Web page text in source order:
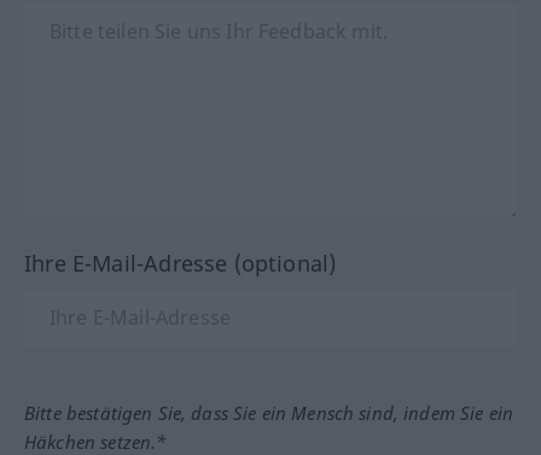
Ihre E-Mail-Adresse (optional)
Bitte bestätigen Sie, dass Sie ein Mensch sind, indem Sie ein
Häkchen setzen.*